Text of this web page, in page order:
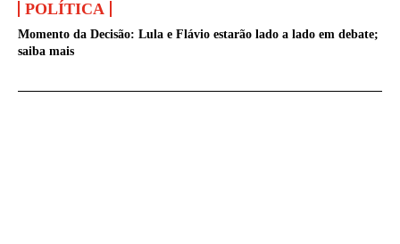
POLÍTICA
Momento da Decisão: Lula e Flávio estarão lado a lado em debate;
saiba mais